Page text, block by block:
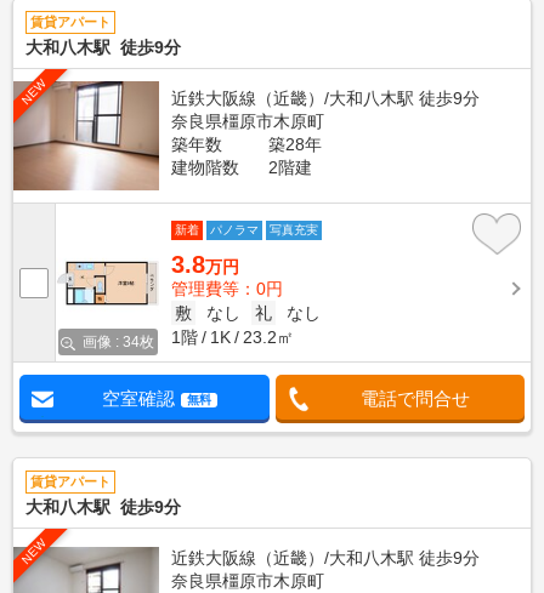
賃貸アパート
大和八木駅 徒歩9分
NEW
近鉄大阪線（近畿）/大和八木駅 徒歩9分
奈良県橿原市木原町
築年数
築28年
建物階数
2階建
画像 : 34枚
新着 パノラマ 写真充実
3.8万円
管理費等：0円
敷
なし 礼
なし
1階
1K 23.2㎡
空室確認 無料 電話で問合せ
賃貸アパート
大和八木駅 徒歩9分
NEW
近鉄大阪線（近畿）/大和八木駅 徒歩9分
奈良県橿原市木原町